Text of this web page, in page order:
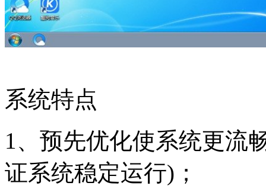
系统特点
1、预先优化使系统更流
证系统稳定运行)；